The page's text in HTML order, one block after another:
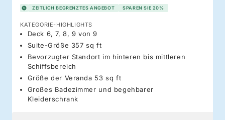
ZEITLICH BEGRENZTES ANGEBOT SPAREN SIE 20%
KATEGORIE-HIGHLIGHTS
Deck 6, 7, 8, 9 von 9
Suite-Größe 357 sq ft
Bevorzugter Standort im hinteren bis mittleren
Schiffsbereich
Größe der Veranda 53 sq ft
Großes Badezimmer und begehbarer
Kleiderschrank